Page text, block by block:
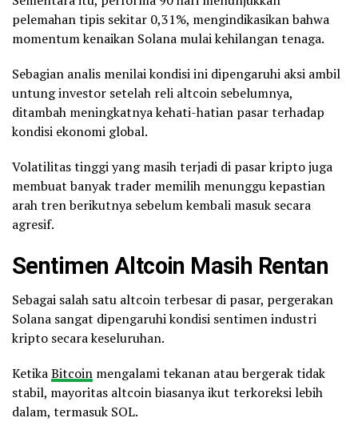
pelemahan tipis sekitar 0,31%, mengindikasikan bahwa
momentum kenaikan Solana mulai kehilangan tenaga.
Sebagian analis menilai kondisi ini dipengaruhi aksi ambil
untung investor setelah reli altcoin sebelumnya,
ditambah meningkatnya kehati-hatian pasar terhadap
kondisi ekonomi global.
Volatilitas tinggi yang masih terjadi di pasar kripto juga
membuat banyak trader memilih menunggu kepastian
arah tren berikutnya sebelum kembali masuk secara
agresif.
Sentimen Altcoin Masih Rentan
Sebagai salah satu altcoin terbesar di pasar, pergerakan
Solana sangat dipengaruhi kondisi sentimen industri
kripto secara keseluruhan.
KetikaBitcoin mengalami tekanan atau bergerak tidak
stabil, mayoritas altcoin biasanya ikut terkoreksi lebih
dalam, termasuk SOL.